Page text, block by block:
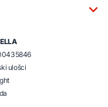
ulošci